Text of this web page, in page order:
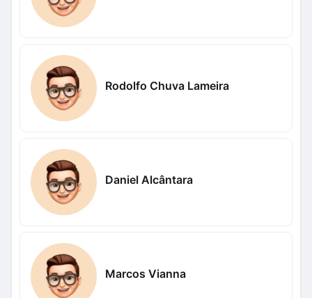
Rodolfo Chuva Lameira
Daniel Alcântara
Marcos Vianna